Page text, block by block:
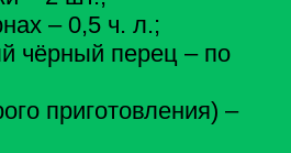
– 0,5 ч. л.;
чёрный перец – по
приготовления) –